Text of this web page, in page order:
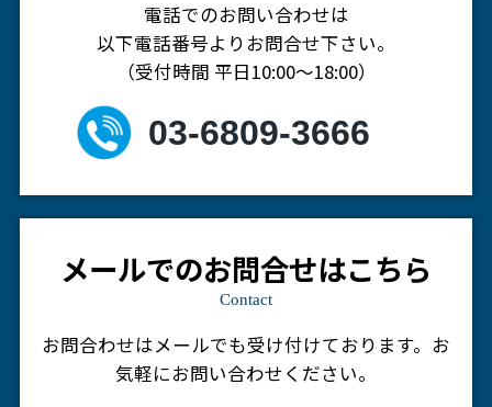
電話でのお問い合わせは
以下電話番号よりお問合せ下さい。
（受付時間 平日10:00～18:00）
03-6809-3666
メールでのお問合せはこちら
Contact
お問合わせはメールでも受け付けております。 お
気軽にお問い合わせください。